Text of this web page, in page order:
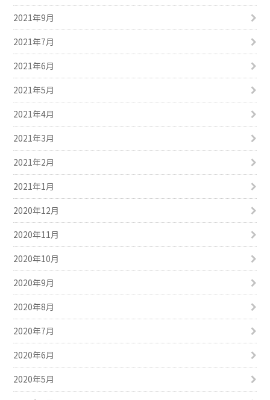
2021年9月
2021年7月
2021年6月
2021年5月
2021年4月
2021年3月
2021年2月
2021年1月
2020年12月
2020年11月
2020年10月
2020年9月
2020年8月
2020年7月
2020年6月
2020年5月